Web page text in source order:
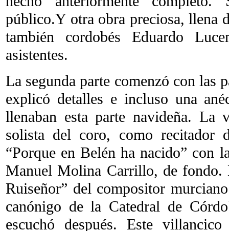
público.Y otra obra preciosa, llena
también cordobés Eduardo
asistentes.
La segunda parte comenzó con las
explicó detalles e incluso una
llenaban esta parte navideña. La
solista del coro, como recitador
“Porque en Belén ha nacido” con
Manuel Molina Carrillo, de
Ruiseñor” del compositor
canónigo de la Catedral de
escuchó después. Este